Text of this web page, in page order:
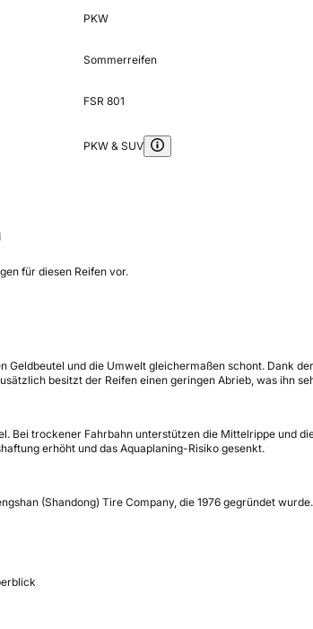
PKW
Sommerreifen
FSR 801
PKW & SUV
für diesen Reifen vor.
Geldbeutel und die Umwelt gleichermaßen schont.
besitzt der Reifen einen geringen Abrieb, was ihn
Bei trockener Fahrbahn unterstützen die Mittelrippe und
erhöht und das Aquaplaning-Risiko gesenkt.
(Shandong) Tire Company, die 1976 gegründet